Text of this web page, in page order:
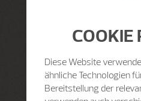
COOKIE
Diese Website
ähnliche Technologien
Bereitstellung der